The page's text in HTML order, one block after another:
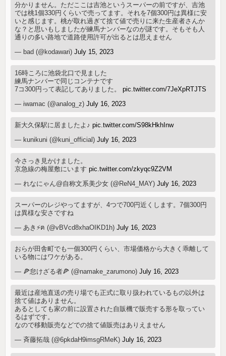
分かりません。ただここは吉池というスーパーの前ですが、吉池
では桃1個330円くらいで売ってます。それを7個300円は異様に安
いと感じます。桃が取れ過ぎて捨て値で売りに来た生産者さんか
な？と思いもしましたが練馬ナンバーなのが謎です。そもそも人
通りの多い路地で道路使用許可が出るとは思えません
— bad (@kodawari)July 15, 2023
16時ころに池袋北口で見ました
練馬ナンバーで同じコンテナです
7コ300円って表記してありました。pic.twitter.com/7JeXpRTJTS
— iwamac (@analog_z)July 16, 2023
新大久保駅に居ましたよ♪pic.twitter.com/S98kHkhInw
— kunikuni (@kuni_official)July 16, 2023
今さっき見かけました。
京急線の梅屋敷にいますpic.twitter.com/zkyqc9Z2VM
— れなにゃん@自称文系美少女 (@ReN4_MAY)July 16, 2023
スーパーのレジやってますが、4つで700円近くします。7個300円
は異様な安さですね
— あき⚡️ฅ (@vBVcd8xhaOIKD1h)July 16, 2023
おらが田舎町でも一個300円くらい、市場価格から大きく乖離して
いる物にはワケがある。
— 🍕怠けざる者🍕 (@namake_zarumono)July 16, 2023
最近は産地直送の売り場でも正式に取り扱われているもの以外は
捨て値はありません。
あるとしても家の前に設置された自販機で販売する形を取ってい
るはずです。
なので移動販売などでの捨て値販売はありえません
— 斉藤拓哉 (@6pkdaH9imsgRMeK)July 16, 2023